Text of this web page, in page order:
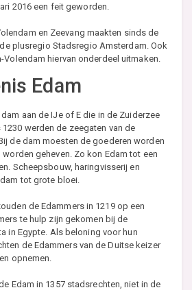
2016 een feit geworden.
en Zeevang maakten sinds de
plusregio Stadsregio Amsterdam. Ook
hiervan onderdeel uitmaken.
Edam
aan de IJe of E die in de Zuiderzee
werden de zeegaten van de
de dam moesten de goederen worden
geheven. Zo kon Edam tot een
Scheepsbouw, haringvisserij en
tot grote bloei.
de Edammers in 1219 op een
te hulp zijn gekomen bij de
in Egypte. Als beloning voor hun
de Edammers van de Duitse keizer
opnemen.
Edam in 1357 stadsrechten, niet in de